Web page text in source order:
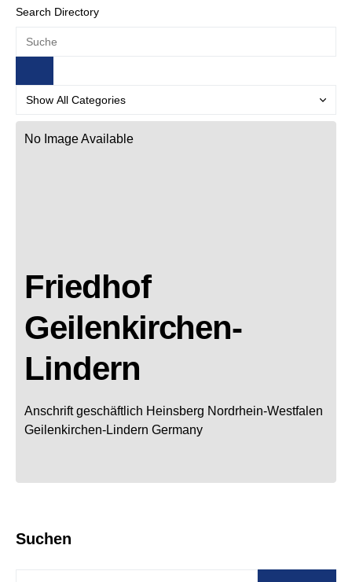
Search Directory
No Image Available
Friedhof
Geilenkirchen-
Lindern
Anschrift geschäftlich Heinsberg Nordrhein-Westfalen
Geilenkirchen-Lindern Germany
Suchen